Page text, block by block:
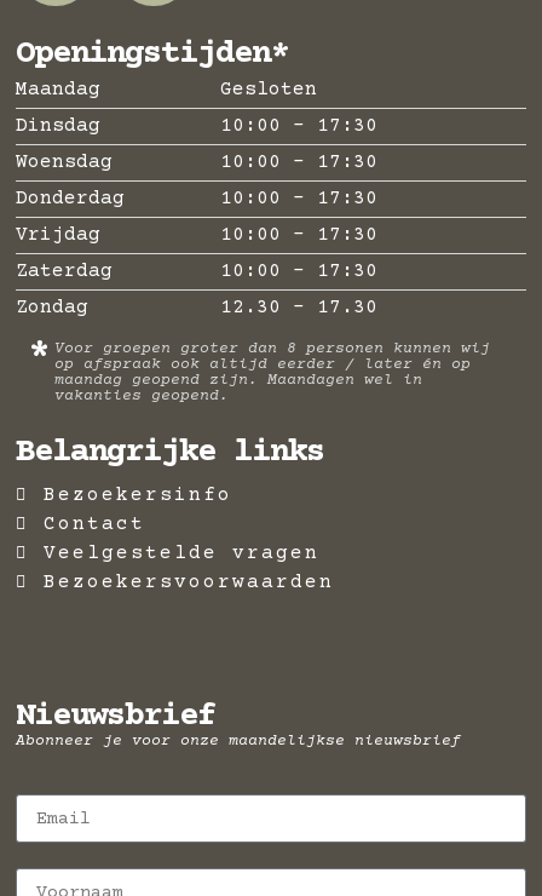
Openingstijden*
Maandag
Gesloten
Dinsdag
10:00 - 17:30
Woensdag
10:00 - 17:30
Donderdag
10:00 - 17:30
Vrijdag
10:00 - 17:30
Zaterdag
10:00 - 17:30
Zondag
12.30 - 17.30
* Voor groepen groter dan 8 personen kunnen wij
op afspraak ook altijd eerder / later én op
maandag geopend zijn. Maandagen wel in
vakanties geopend.
Belangrijke links
Bezoekersinfo
Contact
Veelgestelde vragen
Bezoekersvoorwaarden
Nieuwsbrief
Abonneer je voor onze maandelijkse nieuwsbrief